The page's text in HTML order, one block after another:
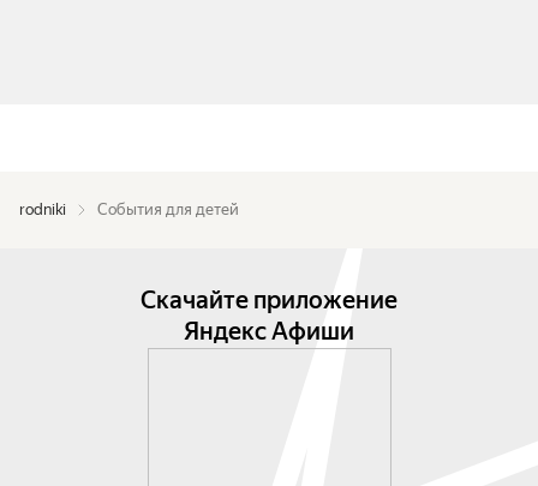
rodniki События для детей
Скачайте приложение
Яндекс Афиши